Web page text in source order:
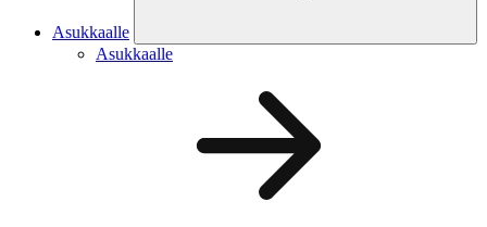
Asukkaalle
Asukkaalle